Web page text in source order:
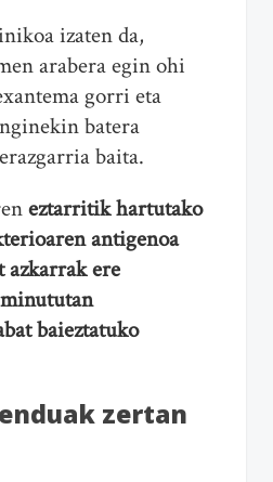
izaten da,
arabera egin ohi
gorri eta
batera
baita.
eztarritik hartutako
antigenoa
azkarrak ere
baieztatuko
zertan